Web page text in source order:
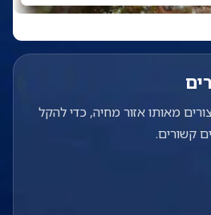
מאותו אזור מחיה, כדי להקל
קשורים.